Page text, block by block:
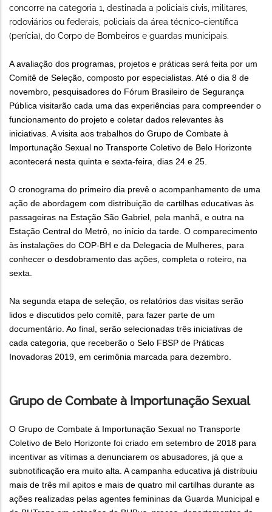
concorre na categoria 1, destinada a policiais civis, militares,
rodoviários ou federais, policiais da área técnico-científica
(perícia), do Corpo de Bombeiros e guardas municipais.
A avaliação dos programas, projetos e práticas será feita por um
Comitê de Seleção, composto por especialistas. Até o dia 8 de
novembro, pesquisadores do Fórum Brasileiro de Segurança
Pública visitarão cada uma das experiências para compreender o
funcionamento do projeto e coletar dados relevantes às
iniciativas. A visita aos trabalhos do Grupo de Combate à
Importunação Sexual no Transporte Coletivo de Belo Horizonte
acontecerá nesta quinta e sexta-feira, dias 24 e 25.
O cronograma do primeiro dia prevê o acompanhamento de uma
ação de abordagem com distribuição de cartilhas educativas às
passageiras na Estação São Gabriel, pela manhã, e outra na
Estação Central do Metrô, no início da tarde. O comparecimento
às instalações do COP-BH e da Delegacia de Mulheres, para
conhecer o desdobramento das ações, completa o roteiro, na
sexta.
Na segunda etapa de seleção, os relatórios das visitas serão
lidos e discutidos pelo comitê, para fazer parte de um
documentário. Ao final, serão selecionadas três iniciativas de
cada categoria, que receberão o Selo FBSP de Práticas
Inovadoras 2019, em cerimônia marcada para dezembro.
Grupo de Combate à Importunação Sexual
O Grupo de Combate à Importunação Sexual no Transporte
Coletivo de Belo Horizonte foi criado em setembro de 2018 para
incentivar as vítimas a denunciarem os abusadores, já que a
subnotificação era muito alta. A campanha educativa já distribuiu
mais de três mil apitos e mais de quatro mil cartilhas durante as
ações realizadas pelas agentes femininas da Guarda Municipal e